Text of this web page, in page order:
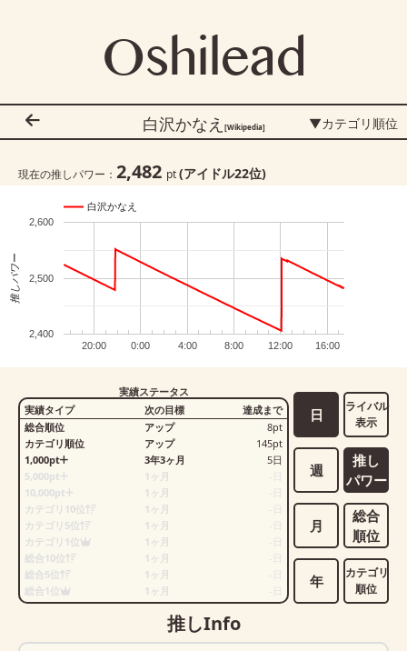
Oshilead
白沢かなえ [Wikipedia] ▼カテゴリ順位
現在の推しパワー： 2,482 pt(アイドル22位)
白沢かなえ
20:00 0:00 4:00 8:00 12:00 16:00
2,400
2,500
2,600
推しパワー
実績ステータス
実績タイプ
次の目標
達成まで
総合順位
アップ 8pt
カテゴリ順位
アップ 145pt
1,000pt
3年3ヶ月 5日
5,000pt
1ヶ月
日
10,000pt
1ヶ月
日
カテゴリ10位
1ヶ月
日
カテゴリ5位
1ヶ月
日
カテゴリ1位
1ヶ月
日
総合10位
1ヶ月
日
総合5位
1ヶ月
日
総合1位
1ヶ月 日
日
週
月
年
ライバル
表示
推し
パワー
総合
順位
カテゴリ
順位
推しInfo